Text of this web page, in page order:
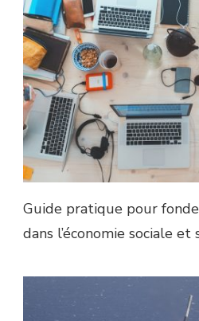
Guide pratique pour
dans l’économie sociale et